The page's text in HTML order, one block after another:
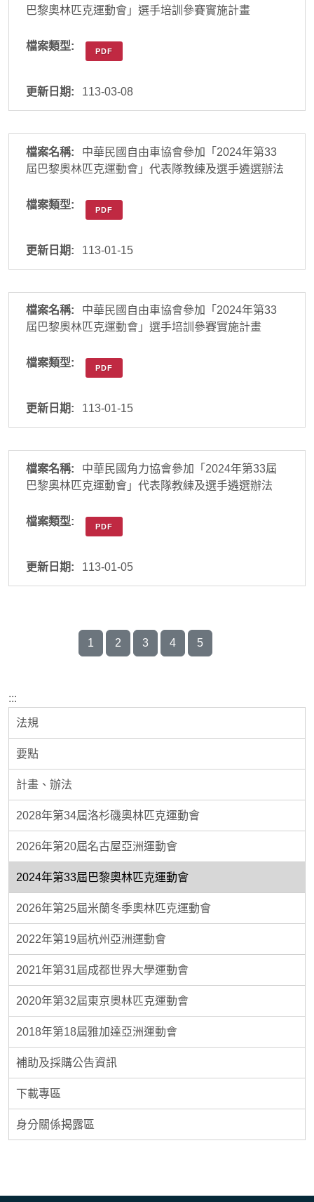
:::
法規
要點
計畫、辦法
2028年第34屆洛杉磯奧林匹克運動會
2026年第20屆名古屋亞洲運動會
2024年第33屆巴黎奧林匹克運動會
2026年第25屆米蘭冬季奧林匹克運動會
2022年第19屆杭州亞洲運動會
2021年第31屆成都世界大學運動會
2020年第32屆東京奧林匹克運動會
2018年第18屆雅加達亞洲運動會
補助及採購公告資訊
下載專區
身分關係揭露區
巴黎奧林匹克運動會」選手培訓參賽實施計畫
PDF
113-03-08
中華民國自由車協會參加「2024年第33
屆巴黎奧林匹克運動會」代表隊教練及選手遴選辦法
PDF
113-01-15
中華民國自由車協會參加「2024年第33
屆巴黎奧林匹克運動會」選手培訓參賽實施計畫
PDF
113-01-15
中華民國角力協會參加「2024年第33屆
巴黎奧林匹克運動會」代表隊教練及選手遴選辦法
PDF
113-01-05
1 2 3 4 5